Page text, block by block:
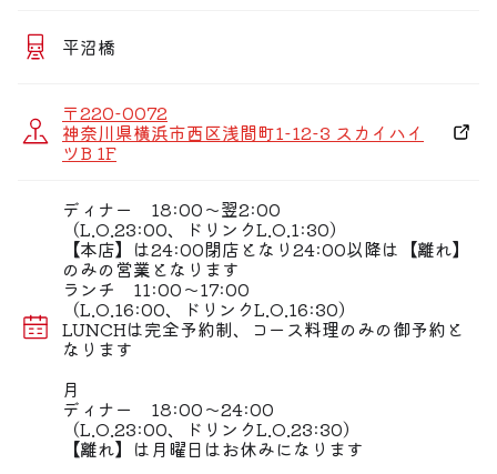
たの好みはどっち？
平沼橋
〒220-0072
神奈川県横浜市西区浅間町1-12-3 スカイハイ
ツB 1F
ディナー 18:00〜翌2:00
（L.O.23:00、ドリンクL.O.1:30）
【本店】は24:00閉店となり24:00以降は【離れ】
のみの営業となります
ランチ 11:00〜17:00
（L.O.16:00、ドリンクL.O.16:30）
LUNCHは完全予約制、コース料理のみの御予約と
なります
月
ディナー 18:00〜24:00
（L.O.23:00、ドリンクL.O.23:30）
【離れ】は月曜日はお休みになります